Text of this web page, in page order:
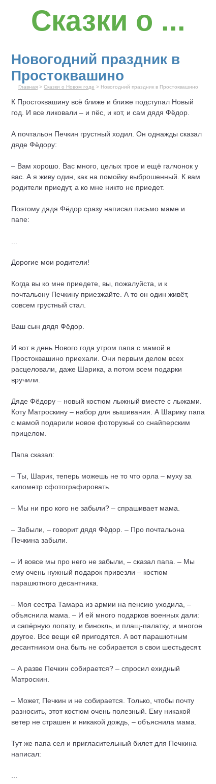
Сказки о ...
Новогодний праздник в
Простоквашино
Главная > Сказки о Новом годе > Новогодний праздник в Простоквашино
К Простоквашину всё ближе и ближе подступал Новый
год . И все ликовали – и пёс, и кот, и сам дядя Фёдор.
А почтальон Печкин грустный ходил. Он однажды сказал
дяде Фёдору:
– Вам хорошо. Вас много, целых трое и ещё галчонок у
вас. А я живу один, как на помойку выброшенный. К вам
родители приедут, а ко мне никто не приедет.
Поэтому дядя Фёдор сразу написал письмо маме и
папе:
Дорогие мои родители!
Когда вы ко мне приедете, вы, пожалуйста, и к
почтальону Печкину приезжайте. А то он один живёт,
совсем грустный стал.
Ваш сын дядя Фёдор.
И вот в день Нового года утром папа с мамой в
Простоквашино приехали. Они первым делом всех
расцеловали, даже Шарика, а потом всем подарки
вручили.
Дяде Фёдору – новый костюм лыжный вместе с лыжами.
Коту Матроскину – набор для вышивания. А Шарику папа
с мамой подарили новое фоторужьё со снайперским
прицелом.
Папа сказал:
– Ты, Шарик, теперь можешь не то что орла – муху за
километр сфотографировать.
– Мы ни про кого не забыли? – спрашивает мама.
– Забыли, – говорит дядя Фёдор. – Про почтальона
Печкина забыли.
– И вовсе мы про него не забыли, – сказал папа. – Мы
ему очень нужный подарок привезли – костюм
парашютного десантника.
– Моя сестра Тамара из армии на пенсию уходила, –
объяснила мама. – И ей много подарков военных дали:
и сапёрную лопату, и бинокль, и плащ-палатку, и многое
другое. Все вещи ей пригодятся. А вот парашютным
десантником она быть не собирается в свои шестьдесят.
– А разве Печкин собирается? – спросил ехидный
Матроскин.
– Может, Печкин и не собирается. Только, чтобы почту
разносить, этот костюм очень полезный. Ему никакой
ветер не страшен и никакой дождь, – объяснила мама.
Тут же папа сел и пригласительный билет для Печкина
написал: